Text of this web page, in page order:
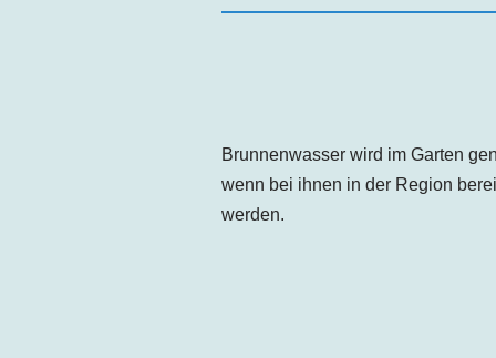
Brunnenwasser wird im Garten
wenn bei ihnen in der Region
werden.